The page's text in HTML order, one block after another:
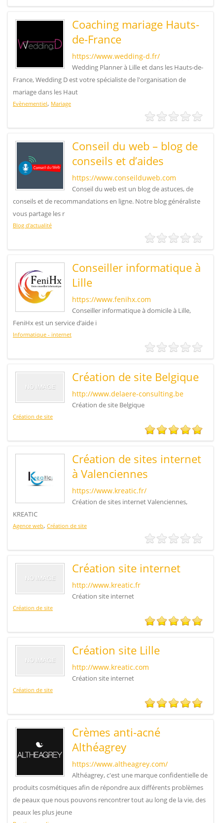
Coaching mariage Hauts-
de-France
https://www.wedding-d.fr/
Wedding Planner à Lille et dans les Hauts-de-
France, Wedding D est votre spécialiste de l'organisation de
mariage dans les Haut
Evènementiel, Mariage
Conseil du web – blog de
conseils et d’aides
https://www.conseilduweb.com
Conseil du web est un blog de astuces, de
conseils et de recommandations en ligne. Notre blog généraliste
vous partage les r
Blog d'actualité
Conseiller informatique à
Lille
https://www.fenihx.com
Conseiller informatique à domicile à Lille,
FeniHx est un service d’aide i
Informatique - internet
Création de site Belgique
http://www.delaere-consulting.be
Création de site Belgique
Création de site
Création de sites internet
à Valenciennes
https://www.kreatic.fr/
Création de sites internet Valenciennes,
KREATIC
Agence web, Création de site
Création site internet
http://www.kreatic.fr
Création site internet
Création de site
Création site Lille
http://www.kreatic.com
Création site internet
Création de site
Crèmes anti-acné
Althéagrey
https://www.altheagrey.com/
Althéagrey, c'est une marque confidentielle de
produits cosmétiques afin de répondre aux différents problèmes
de peaux que nous pouvons rencontrer tout au long de la vie, des
peaux les plus jeune